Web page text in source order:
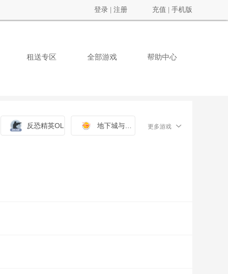
登录 注册 充值 手机版
租送专区 全部游戏 帮助中心
反恐精英OL 更多游戏